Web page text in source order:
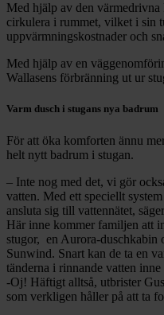
Med hjälp av den
cirkulera i rummet, vilket i sin
uppvärmningskostnader och
Med hjälp av en
Wallasens förbränning ut ur
Varm dusch i stugans nya badrum
För att öka komforten ännu
helt nytt badrum i stugan.
– Inte nog med det, vi gör
vatten. Med ett speciellt
ansluta sig till vattennätet,
Här inne kommer familjen att
stugor, en Aurora-duschkabin
Sunwind. Snart kan de ta en
tänderna i rinnande vatten
-Oj! Häftigt alltså, utbrister
som verkligen håller på att ta